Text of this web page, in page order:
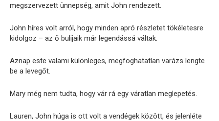
megszervezett ünnepség, amit John rendezett.
John híres volt arról, hogy minden apró részletet tökéletesre
kidolgoz – az ő bulijaik már legendássá váltak.
Aznap este valami különleges, megfoghatatlan varázs lengte
be a levegőt.
Mary még nem tudta, hogy vár rá egy váratlan meglepetés.
Lauren, John húga is ott volt a vendégek között, és jelenléte